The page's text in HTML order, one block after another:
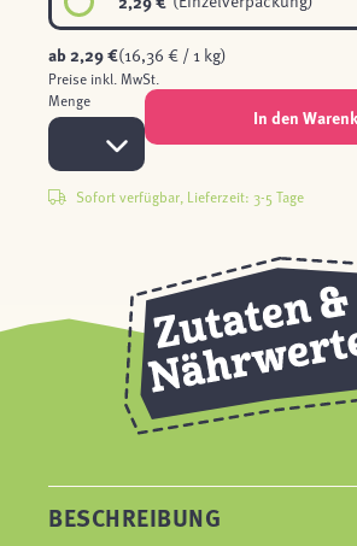
ab 2,29 €(16,36 € / 1 kg)
Preise inkl. MwSt.
Menge
In den
Sofort verfügbar, Lieferzeit: 3-5 Tage
BESCHREIBUNG